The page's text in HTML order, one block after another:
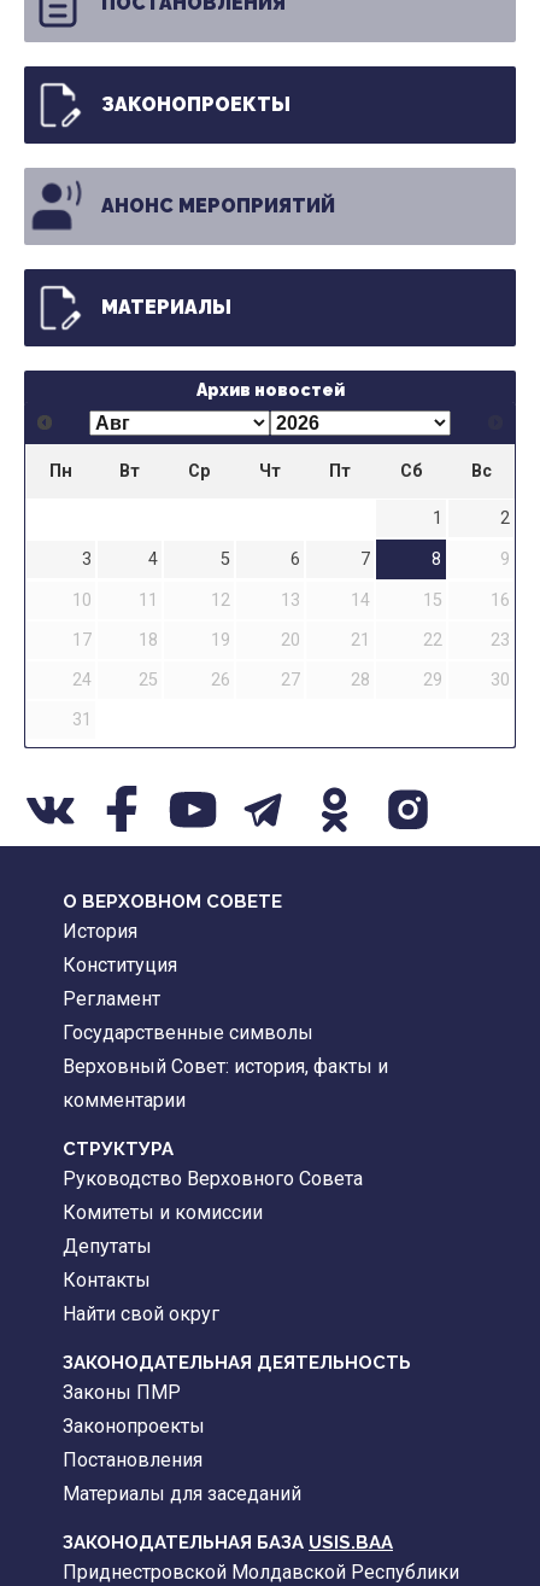
ЗАКОНОПРОЕКТЫ
АНОНС МЕРОПРИЯТИЙ
МАТЕРИАЛЫ
Архив новостей
Пн Вт Ср Чт Пт Сб Вс
1
2
3
4 5 6 7 8
9
10
11 12 13 14 15
16
17
18 19 20 21 22
23
24
25 26 27 28 29
30
31
О ВЕРХОВНОМ СОВЕТЕ
История
Конституция
Регламент
Государственные символы
Верховный Совет: история, факты и
комментарии
CТРУКТУРА
Руководство Верховного Совета
Комитеты и комиссии
Депутаты
Контакты
Найти свой округ
ЗАКОНОДАТЕЛЬНАЯ ДЕЯТЕЛЬНОСТЬ
Законы ПМР
Законопроекты
Постановления
Материалы для заседаний
ЗАКОНОДАТЕЛЬНАЯ БАЗА USIS.BAA
Приднестровской Молдавской Республики